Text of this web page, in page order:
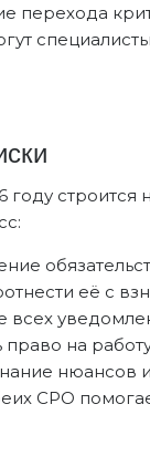
перехода
её с
на
нюансов
СРО